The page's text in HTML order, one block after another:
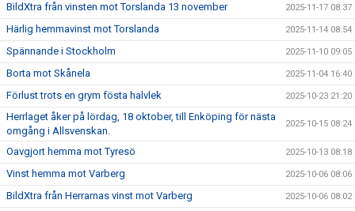
BildXtra från vinsten mot Torslanda 13 november 2025-11-17 08:37
Härlig hemmavinst mot Torslanda 2025-11-14 08:54
Spännande i Stockholm 2025-11-10 09:05
Borta mot Skånela 2025-11-04 16:40
Förlust trots en grym fösta halvlek 2025-10-23 21:20
Herrlaget åker på lördag, 18 oktober, till Enköping för nästa
omgång i Allsvenskan.
2025-10-15 08:24
Oavgjort hemma mot Tyresö 2025-10-13 08:18
Vinst hemma mot Varberg 2025-10-06 08:06
BildXtra från Herrarnas vinst mot Varberg 2025-10-06 08:02